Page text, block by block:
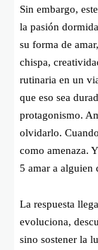
Sin embargo,
la pasión
su forma de
chispa,
rutinaria en un
que eso sea
protagonismo.
olvidarlo.
como amenaza.
5 amar a alguien
La respuesta
evoluciona,
sino sostener la